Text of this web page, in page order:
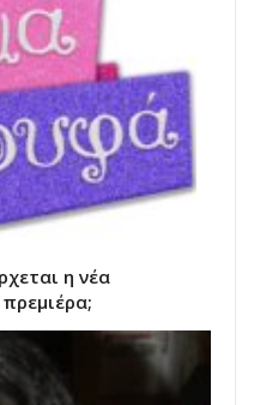
η νέα